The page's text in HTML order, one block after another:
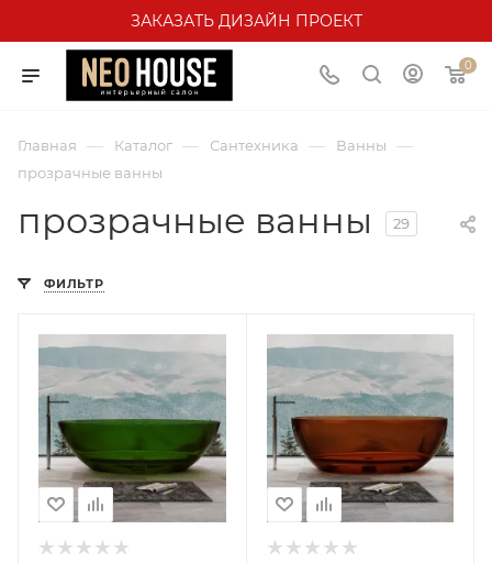
ЗАКАЗАТЬ ДИЗАЙН ПРОЕКТ
0
Главная — Каталог — Сантехника — Ванны —
прозрачные ванны
прозрачные ванны 29
ФИЛЬТР